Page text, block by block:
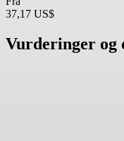
37,17 US$
Vurderinger og